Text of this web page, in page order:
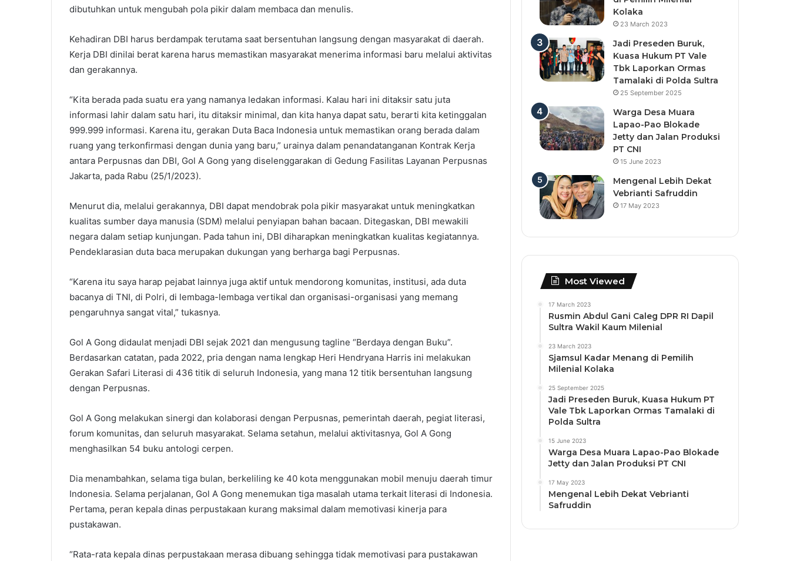
dibutuhkan untuk mengubah pola pikir dalam membaca dan menulis.
Kehadiran DBI harus berdampak terutama saat bersentuhan langsung dengan masyarakat di daerah.
Kerja DBI dinilai berat karena harus memastikan masyarakat menerima informasi baru melalui aktivitas
dan gerakannya.
“Kita berada pada suatu era yang namanya ledakan informasi. Kalau hari ini ditaksir satu juta
informasi lahir dalam satu hari, itu ditaksir minimal, dan kita hanya dapat satu, berarti kita ketinggalan
999.999 informasi. Karena itu, gerakan Duta Baca Indonesia untuk memastikan orang berada dalam
ruang yang terkonfirmasi dengan dunia yang baru,” urainya dalam penandatanganan Kontrak Kerja
antara Perpusnas dan DBI, Gol A Gong yang diselenggarakan di Gedung Fasilitas Layanan Perpusnas
Jakarta, pada Rabu (25/1/2023).
Menurut dia, melalui gerakannya, DBI dapat mendobrak pola pikir masyarakat untuk meningkatkan
kualitas sumber daya manusia (SDM) melalui penyiapan bahan bacaan. Ditegaskan, DBI mewakili
negara dalam setiap kunjungan. Pada tahun ini, DBI diharapkan meningkatkan kualitas kegiatannya.
Pendeklarasian duta baca merupakan dukungan yang berharga bagi Perpusnas.
“Karena itu saya harap pejabat lainnya juga aktif untuk mendorong komunitas, institusi, ada duta
bacanya di TNI, di Polri, di lembaga-lembaga vertikal dan organisasi-organisasi yang memang
pengaruhnya sangat vital,” tukasnya.
Gol A Gong didaulat menjadi DBI sejak 2021 dan mengusung tagline “Berdaya dengan Buku”.
Berdasarkan catatan, pada 2022, pria dengan nama lengkap Heri Hendryana Harris ini melakukan
Gerakan Safari Literasi di 436 titik di seluruh Indonesia, yang mana 12 titik bersentuhan langsung
dengan Perpusnas.
Gol A Gong melakukan sinergi dan kolaborasi dengan Perpusnas, pemerintah daerah, pegiat literasi,
forum komunitas, dan seluruh masyarakat. Selama setahun, melalui aktivitasnya, Gol A Gong
menghasilkan 54 buku antologi cerpen.
Dia menambahkan, selama tiga bulan, berkeliling ke 40 kota menggunakan mobil menuju daerah timur
Indonesia. Selama perjalanan, Gol A Gong menemukan tiga masalah utama terkait literasi di Indonesia.
Pertama, peran kepala dinas perpustakaan kurang maksimal dalam memotivasi kinerja para
pustakawan.
“Rata-rata kepala dinas perpustakaan merasa dibuang sehingga tidak memotivasi para pustakawan
Kolaka
23 March 2023
Jadi Preseden Buruk,
Kuasa Hukum PT Vale
Tbk Laporkan Ormas
Tamalaki di Polda Sultra
25 September 2025
Warga Desa Muara
Lapao-Pao Blokade
Jetty dan Jalan Produksi
PT CNI
15 June 2023
Mengenal Lebih Dekat
Vebrianti Safruddin
17 May 2023
Most Viewed
17 March 2023
Rusmin Abdul Gani Caleg DPR RI Dapil
Sultra Wakil Kaum Milenial
23 March 2023
Sjamsul Kadar Menang di Pemilih
Milenial Kolaka
25 September 2025
Jadi Preseden Buruk, Kuasa Hukum PT
Vale Tbk Laporkan Ormas Tamalaki di
Polda Sultra
15 June 2023
Warga Desa Muara Lapao-Pao Blokade
Jetty dan Jalan Produksi PT CNI
17 May 2023
Mengenal Lebih Dekat Vebrianti
Safruddin